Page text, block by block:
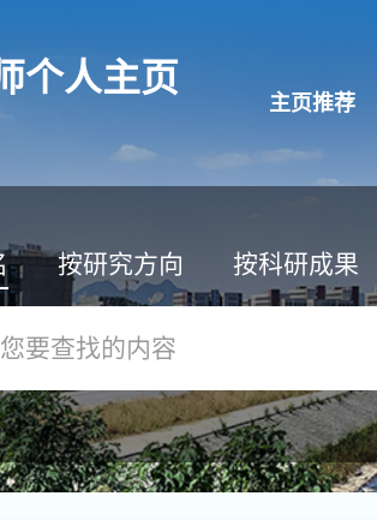
个人主页
主页推荐
按研究方向 按科研成果